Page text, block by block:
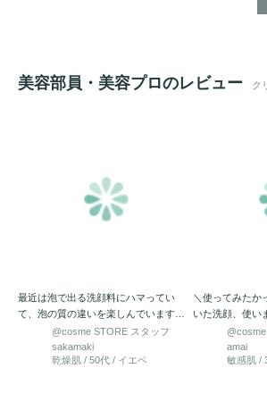
美容部員・美容プロのレビュー ク
最近は泡で出る洗顔料にハマってい
て、泡の質の違いを楽しんでいます。
今回は人気の2品の泡洗顔からご紹…
@cosme STORE スタッフ
sakamaki
乾燥肌 / 50代 / イエベ
＼使ってみたか
いた洗顔、使いました♪ 毛
マイクロバブ
amai
敏感肌 /